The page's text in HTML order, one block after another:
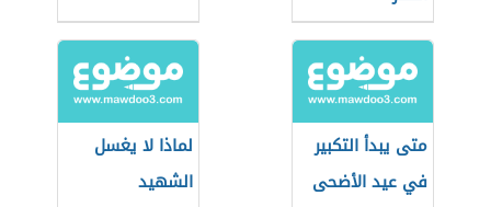
متى يبدأ التكبير
في عيد الأضحى
لماذا لا يغسل
الشهيد